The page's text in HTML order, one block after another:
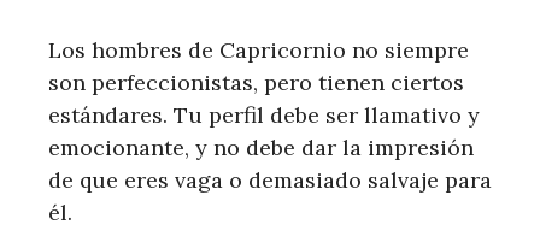
Los hombres de Capricornio no siempre
son perfeccionistas, pero tienen ciertos
estándares. Tu perfil debe ser llamativo y
emocionante, y no debe dar la impresión
de que eres vaga o demasiado salvaje para
él.